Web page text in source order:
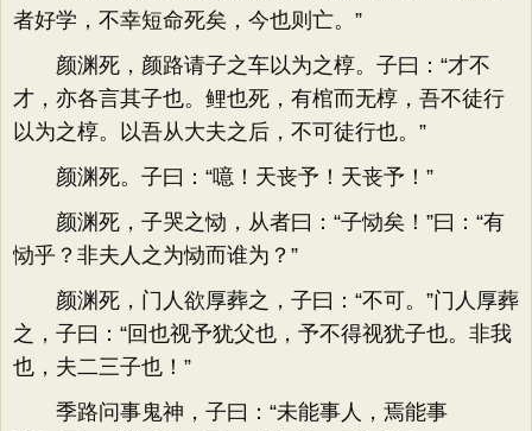
者好学，不幸短命死矣，今也则亡。”
颜渊死，颜路请子之车以为之椁。子曰：“才不
才，亦各言其子也。鲤也死，有棺而无椁，吾不徒行
以为之椁。以吾从大夫之后，不可徒行也。”
颜渊死。子曰：“噫！天丧予！天丧予！”
颜渊死，子哭之恸，从者曰：“子恸矣！”曰：“有
恸乎？非夫人之为恸而谁为？”
颜渊死，门人欲厚葬之，子曰：“不可。”门人厚葬
之，子曰：“回也视予犹父也，予不得视犹子也。非我
也，夫二三子也！”
季路问事鬼神，子曰：“未能事人，焉能事